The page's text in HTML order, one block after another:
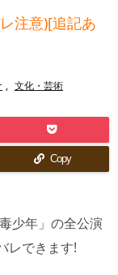
次へ
注意)[追記あ
, 文化・芸術
Copy
少年」の全公演
レできます!